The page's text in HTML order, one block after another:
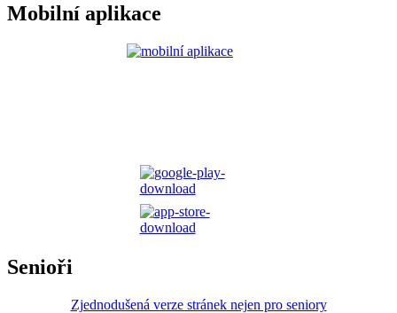
Mobilní aplikace
Senioři
Zjednodušená verze stránek nejen pro seniory